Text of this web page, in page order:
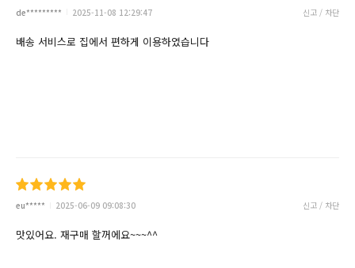
de********* 2025-11-08 12:29:47 신고 / 차단
배송 서비스로 집에서 편하게 이용하였습니다
eu***** 2025-06-09 09:08:30 신고 / 차단
맛있어요. 재구매 할꺼에요~~~^^